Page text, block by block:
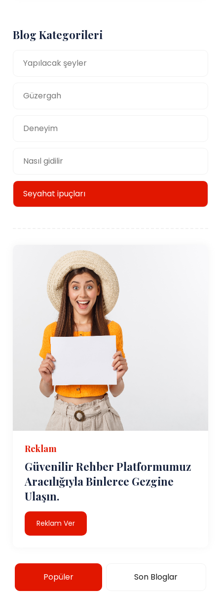
Blog Kategorileri
Yapılacak şeyler
Güzergah
Deneyim
Nasıl gidilir
Seyahat ipuçları
Reklam
Güvenilir Rehber Platformumuz
Aracılığıyla Binlerce Gezgine
Ulaşın.
Reklam Ver
Popüler Son Bloglar